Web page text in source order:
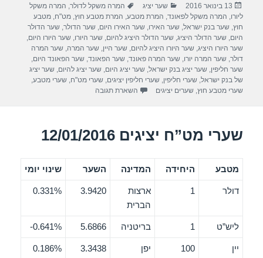
e
b
o
o
k
er
e
פורסם
בתאריך
13 בינואר 2016 קטגוריות
שער יציג תגיות
המרה משקל לדולר, המרה משקל
ליורו, המרה משקל לפאונד, המרת מטבע, המרת מטבע חוץ,מט"ח,מטבע
חוץ,שער בנק ישראל,שער האירו,שער האירו היום,שער הדולר,שער הדולר
היום,שער הדולר היציג,שער הדולר היציג להיום,שער היורו,שער היורו היום,
שער היורו היציג,שער היורו היציג להיום,שער היין,שער המרה,שער המרה
דולר,שער המרה יורו,שער המרה פאונד,שער הפאונד,שער הפאונד היום,
שער חליפין,שער יציג בנק ישראל,שער יציג היום,שער יציג להיום,שער יציג
של בנק ישראל,שערי חליפין,שערי חליפין יציגים,שערי מט"ח,שערי מטבע,
שערי מטבע חוץ,שערים יציגים השארת תגובה
שערי מט”ח יציגים 12/01/2016
מטבע היחידה המדינה השער שינוי יומי
דולר 1
ארצות
הברית
3.9420
0.331%
ליש”ט 1 בריטניה 5.6866
0.641%-
יין 100 יפן 3.3438
0.186%